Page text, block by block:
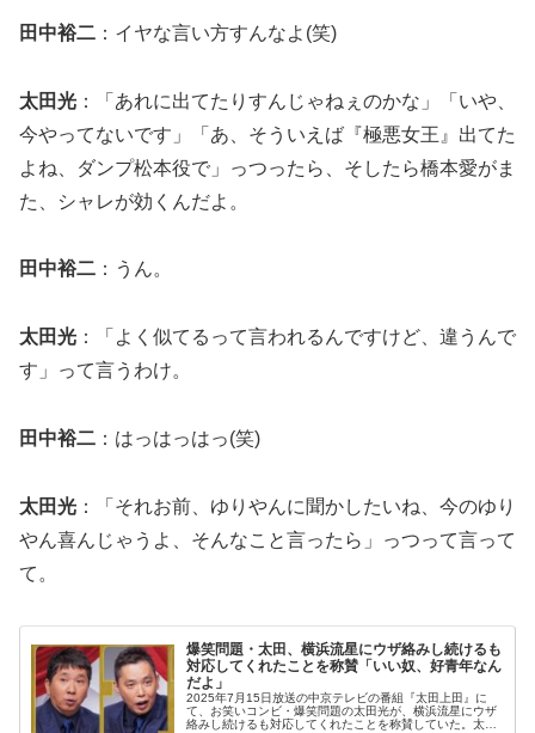
田中裕二 ：イヤな言い方すんなよ(笑)
太田光 ：「あれに出てたりすんじゃねぇのかな」「いや、
今やってないです」「あ、そういえば『極悪女王』出てた
よね、ダンプ松本役で」っつったら、そしたら橋本愛がま
た、シャレが効くんだよ。
田中裕二 ：うん。
太田光 ：「よく似てるって言われるんですけど、違うんで
す」って言うわけ。
田中裕二 ：はっはっはっ(笑)
太田光 ：「それお前、ゆりやんに聞かしたいね、今のゆり
やん喜んじゃうよ、そんなこと言ったら」っつって言って
て。
爆笑問題・太田、横浜流星にウザ絡みし続けるも
対応してくれたことを称賛「いい奴、好青年なん
だよ」
2025年7月15日放送の中京テレビの番組『太田上田』に
て、お笑いコンビ・爆笑問題の太田光が、横浜流星にウザ
絡みし続けるも対応してくれたことを称賛していた。太田